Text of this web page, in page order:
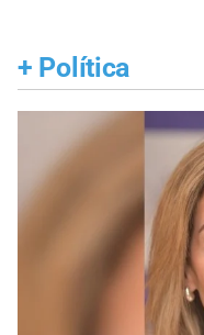
+ Política